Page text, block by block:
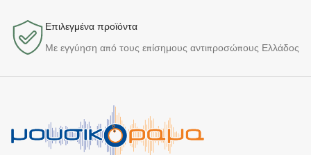
Επιλεγμένα προϊόντα​
Με εγγύηση από τους επίσημους αντιπροσώπους Ελλάδος